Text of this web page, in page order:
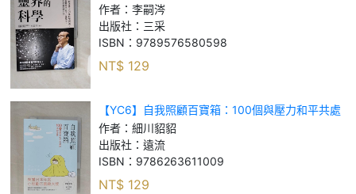
以複數時空…_李嗣涔
作者： 李嗣涔
出版社： 三采
ISBN： 9789576580598
NT$ 129
【YC6】自我照顧百寶箱：100個與壓力和平共處
的自救提案——用最簡單的方式，實現最有效的自
我照顧_細川貂貂
作者： 細川貂貂
出版社： 遠流
ISBN： 9786263611009
NT$ 129